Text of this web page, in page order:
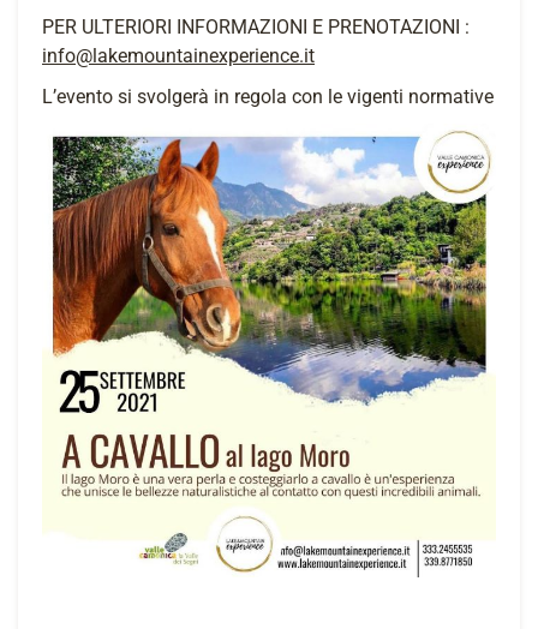
PER ULTERIORI INFORMAZIONI E PRENOTAZIONI :
info@lakemountainexperience.it
L’evento si svolgerà in regola con le vigenti normative